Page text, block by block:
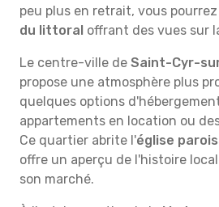
peu plus en retrait, vous
du littoral offrant des vues sur
Le centre-ville de Saint-Cyr-
propose une atmosphère plus
quelques options
appartements en location ou
Ce quartier abrite l'église
offre un aperçu de l'histoire
son marché.